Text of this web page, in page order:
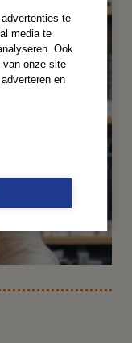
te
media te
Ook
van onze site
en